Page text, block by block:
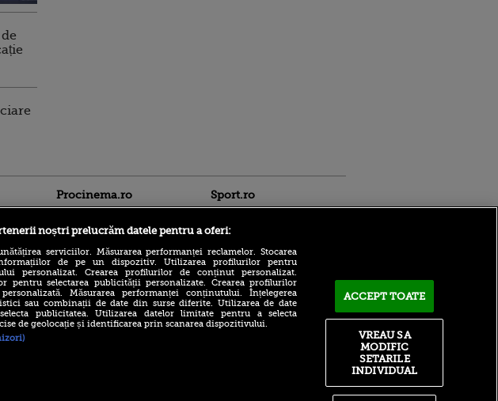
Procinema.ro
Emoții intense pentru
Sebastian Stan! Iubita lui,
Sport.ro
Marius Șumudică ajunge la
Cluj în această seară!
Contractul pregătit de
ardeleni
noștri prelucrăm datele pentru a oferi:
serviciilor. Măsurarea performanței reclamelor. Stocarea
de pe un dispozitiv. Utilizarea profilurilor pentru
personalizat. Crearea profilurilor de conținut personalizat.
pentru selectarea publicității personalizate. Crearea profilurilor
Măsurarea performanței conținutului. Înțelegerea
sau combinații de date din surse diferite. Utilizarea de date
publicitatea. Utilizarea datelor limitate pentru a selecta
de geolocație și identificarea prin scanarea dispozitivului.
ACCEPT TOATE
VREAU SA
MODIFIC
SETARILE
INDIVIDUAL